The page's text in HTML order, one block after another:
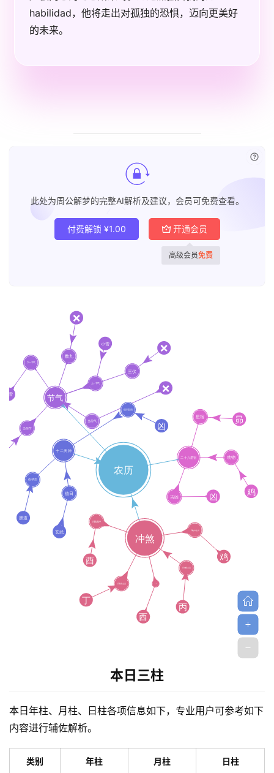
首
A
I
务
habilidad，他将走出对孤独的恐惧，迈向更美好
的未来。
此处为周公解梦的完整AI解析及建议，会员可免费查看。
付费解锁 ¥1.00 开通会员
高级会员免费
本日三柱
本日年柱、月柱、日柱各项信息如下，专业用户可参考如下
内容进行辅佐解析。
类别 年柱 月柱 日柱